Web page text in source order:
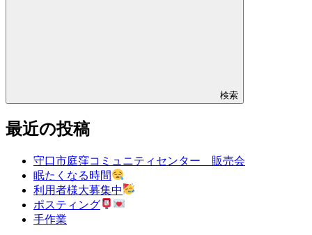
検索
最近の投稿
守口市庭窪コミュニティセンター 販売会
眠たくなる時間
利用者様大募集中
ポスティング
手作業